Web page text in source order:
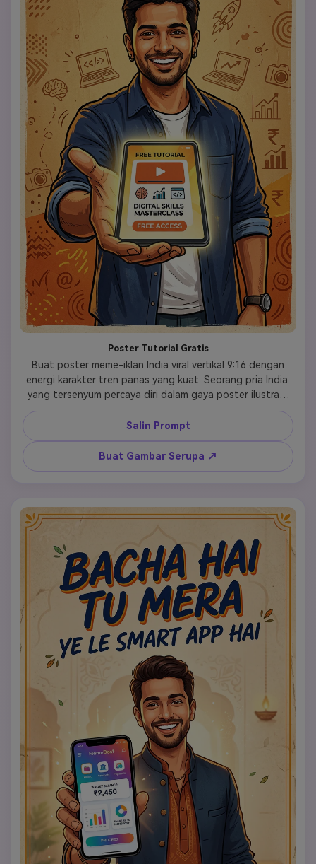
Poster Tutorial Gratis
Buat poster meme-iklan India viral vertikal 9:16 dengan
energi karakter tren panas yang kuat. Seorang pria India
yang tersenyum percaya diri dalam gaya poster ilustrasi
semi-kartun mengulurkan tangannya ke arah kamera,
menawarkan tablet bercahaya atau kartu kursus. Latar
belakang tekstur kertas cokelat muda dan oranye hangat,
tipografi poster tulisan tangan yang menyenangkan,
visibilitas produk yang bersih, komposisi ramah media
free tutorial". Buatlah halus, lucu, ramah, dan visual yang
berani, dengan meme dicampur dengan iklan edtech
modern. Tanpa watermark, tanpa kekacauan.
Salin Prompt
Buat Gambar Serupa ↗